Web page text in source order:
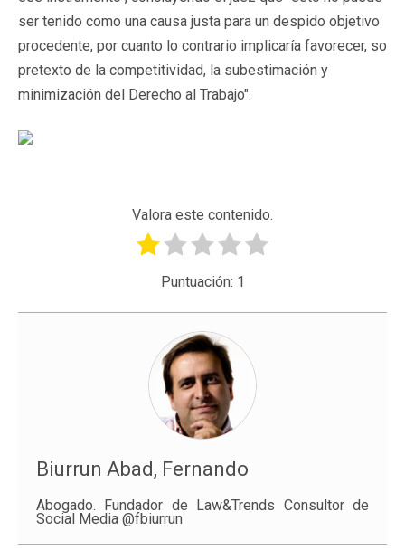
ser tenido como una causa justa para un despido objetivo
procedente, por cuanto lo contrario implicaría favorecer, so
pretexto de la competitividad, la subestimación y
minimización del Derecho al Trabajo".
Valora este contenido.
Puntuación: 1
Biurrun Abad, Fernando
Abogado. Fundador de Law&Trends Consultor de
Social Media @fbiurrun